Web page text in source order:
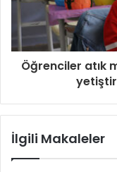
Öğrenciler atık
İlgili Makaleler